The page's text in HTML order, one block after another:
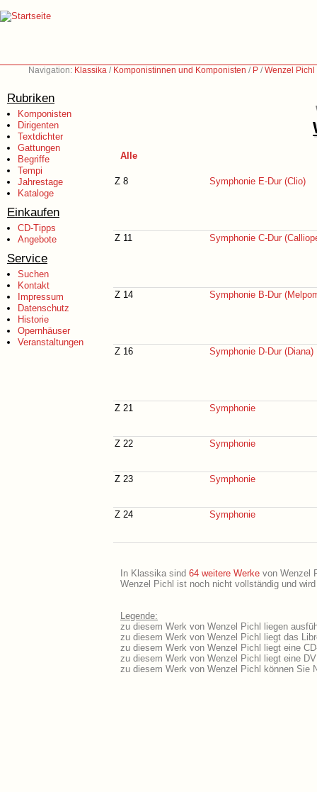
Navigation: Klassika / Komponistinnen und Komponisten / P /Wenzel
Rubriken
Komponisten
Dirigenten
Textdichter
Gattungen
Begriffe
Tempi
Jahrestage
Kataloge
Einkaufen
CD-Tipps
Angebote
Service
Suchen
Kontakt
Impressum
Datenschutz
Historie
Opernhäuser
Veranstaltungen
Alle
Z 8 Symphonie E-Dur (Clio)
Z 11 Symphonie C-Dur
Z 14 Symphonie B-Dur
Z 16 Symphonie D-Dur (Diana)
Z 21 Symphonie
Z 22 Symphonie
Z 23 Symphonie
Z 24 Symphonie
In Klassika sind 64 weitere Werke von Wenzel
Wenzel Pichl ist noch nicht vollständig und
Legende:
zu diesem Werk von Wenzel Pichl liegen
zu diesem Werk von Wenzel Pichl liegt das
zu diesem Werk von Wenzel Pichl liegt eine
zu diesem Werk von Wenzel Pichl liegt eine
zu diesem Werk von Wenzel Pichl können Sie